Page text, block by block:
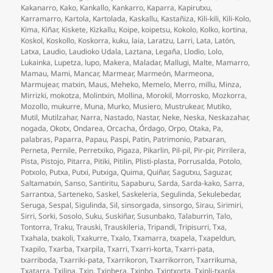
Kakanarro, Kako, Kankallo, Kankarro, Kaparra, Kapirutxu,
Karramarro, Kartola, Kartolada, Kaskallu, Kastañiza, Kili-kili, Kili-Kolo,
Kima, Kiñar, Kiskete, Kizkallu, Koipe, koipetsu, Kokolo, Kolko, kortina,
Koskol, Koskollo, Koskorra, kuku, laia, Laratzu, Larri, Lata, Latón,
Latxa, Laudio, Laudioko Udala, Laztana, Legaña, Llodio, Lolo,
Lukainka, Lupetza, lupo, Makera, Maladar, Mallugi, Malte, Mamarro,
Mamau, Mami, Mancar, Marmear, Marmeón, Marmeona,
Marmujear, matxin, Maus, Meheko, Memelo, Merro, millu, Minza,
Mirrizki, mokotza, Molintxin, Mollina, Morokil, Morrosko, Mozkorra,
Mozollo, mukurre, Muna, Murko, Musiero, Mustrukear, Mutiko,
Mutil, Mutilzahar, Narra, Nastado, Nastar, Neke, Neska, Neskazahar,
nogada,Okotx,Ondarea,Orcacha,Órdago,Orpo,Otaka, Pa,
palabras, Paparra, Papau, Paspi, Patin, Patrimonio, Patxaran,
Perneta, Pernile, Perretxiko, Pigaza, Pikarlin, Pil-pil, Pir-pir, Pirrilera,
Pista, Pistojo, Pitarra, Pitiki, Pitilin, Plisti-plasta, Porrusalda, Potolo,
Potxolo, Putxa, Putxi, Putxiga,Quima,Quiñar,Sagutxu,Saguzar,
Saltamatxin,Sanso,Santiritu,Sapaburu,Sarda,Sarda-kako,Sarra,
Sarrantxa,Sarteneko,Saskel,Saskeleria,Segulinda,Sekulebedar,
Seruga,Sespal,Sigulinda,Sil,sinsorgada,sinsorgo,Sirau,Sirimiri,
Sirri,Sorki,Sosolo,Suku,Suskiñar,Susunbako,Talaburrin,Talo,
Tontorra,Traku,Trauski,Trauskileria,Tripandi,Tripisurri,Txa,
Txahala,txakoli,Txakurre,Txalo,Txamarra,txapela,Txapeldun,
Txapilo,Txarba,Txarpila,Txarri,Txarri-korta,Txarri-pata,
txarriboda,Txarriki-pata,Txarrikoron,Txarrikorron,Txarrikuma,
Txatarra,Txilina,Txin,Txinbera,Txinbo,Txintxorta,Txipli-txapla,